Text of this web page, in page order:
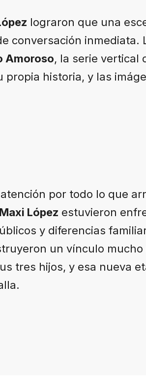
lograron que una
conversación inmediata.
Amoroso, la serie vertical
propia historia, y las
por todo lo que
Maxi López estuvieron
y diferencias
un vínculo mucho
tres hijos, y esa nueva